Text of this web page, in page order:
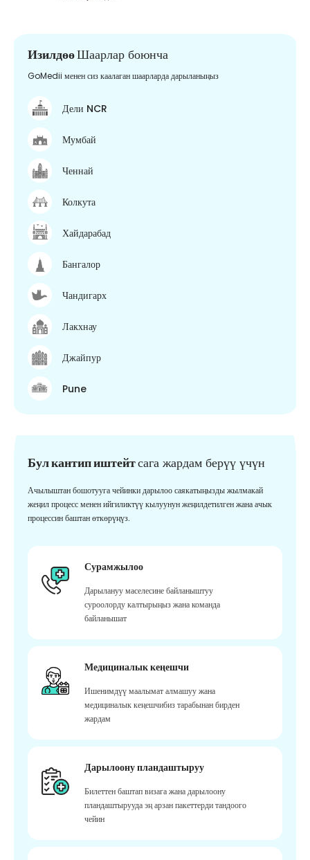
ИзилдөөШаарлар боюнча
GoMedii менен сиз каалаган шаарларда дарыланыңыз
Дели NCR
Мумбай
Ченнай
Колкута
Хайдарабад
Бангалор
Чандигарх
Лакхнау
Джайпур
Pune
Бул кантип иштейтсага жардам берүү үчүн
Ачылыштан бошотууга чейинки дарылоо саякатыңызды жылмакай
жеңил процесс менен ийгиликтүү кылуунун жеңилдетилген жана ачык
процессин баштан өткөрүңүз.
Сурамжылоо
Дарылануу маселесине байланыштуу
суроолорду калтырыңыз жана команда
байланышат
Медициналык кеңешчи
Ишенимдүү маалымат алмашуу жана
медициналык кеңешчибиз тарабынан бирден
жардам
Дарылоону пландаштыруу
Билеттен баштап визага жана дарылоону
пландаштырууда эң арзан пакеттерди тандоого
чейин